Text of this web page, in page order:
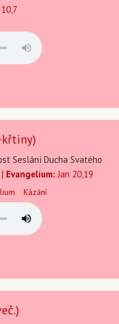
Seslání Ducha Svatého
Evangelium: Jan 20,19
Kázání